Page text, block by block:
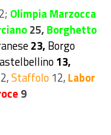
Olimpia Marzocca
25, Borghetto
23, Borgo
13,
Staffolo 12, Labor
9